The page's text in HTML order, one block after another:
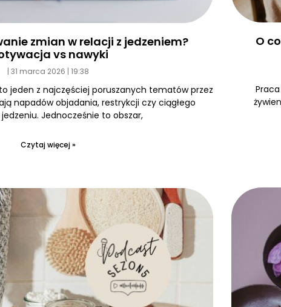
zmian w relacji z jedzeniem?
vs nawyki
31 marca 2026 19:38
jeden z najczęściej poruszanych tematów przez
napadów objadania, restrykcji czy ciągłego
Jednocześnie to obszar,
Czytaj więcej »
O